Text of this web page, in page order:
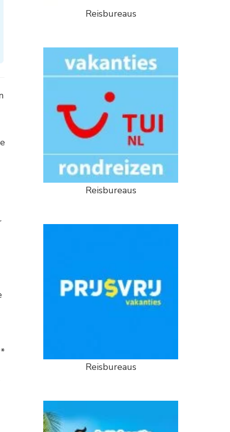
Reisbureaus
Reisbureaus
Reisbureaus